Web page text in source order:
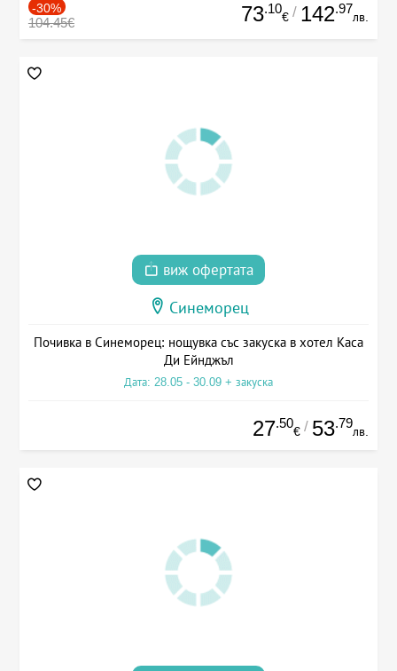
-30%
104.45€ 73.10
€ / 142.97
лв.
виж офертата
Синеморец
Почивка в Синеморец: нощувка със закуска в хотел Каса
Ди Ейнджъл
Дата: 28.05 - 30.09 + закуска
27.50
€ / 53.79
лв.